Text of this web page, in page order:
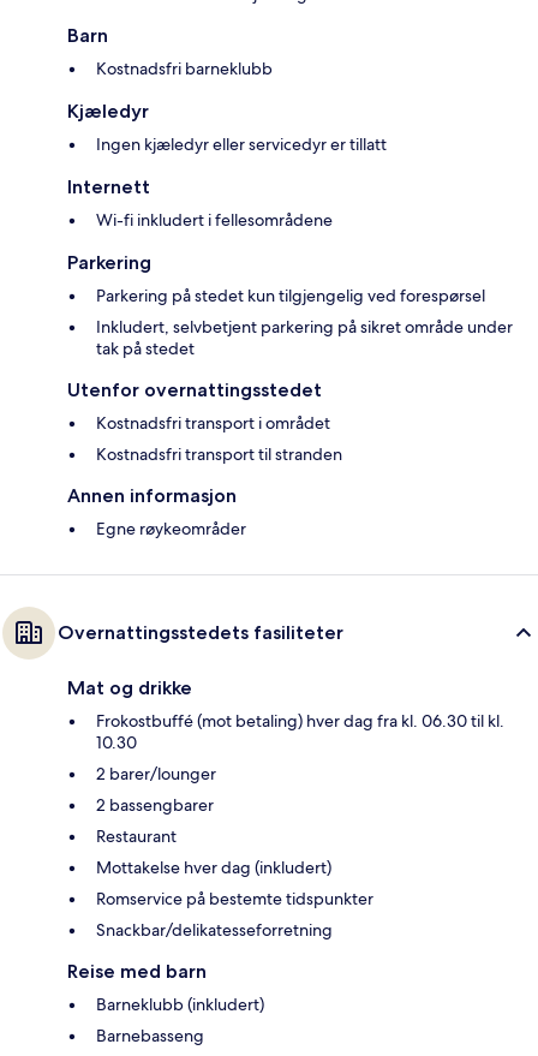
Barn
Kostnadsfri barneklubb
Kjæledyr
Ingen kjæledyr eller servicedyr er tillatt
Internett
Wi-fi inkludert i fellesområdene
Parkering
Parkering på stedet kun tilgjengelig ved forespørsel
Inkludert, selvbetjent parkering på sikret område under
tak på stedet
Utenfor overnattingsstedet
Kostnadsfri transport i området
Kostnadsfri transport til stranden
Annen informasjon
Egne røykeområder
Overnattingsstedets fasiliteter
Mat og drikke
Frokostbuffé (mot betaling) hver dag fra kl. 06.30 til kl.
10.30
2 barer/lounger
2 bassengbarer
Restaurant
Mottakelse hver dag (inkludert)
Romservice på bestemte tidspunkter
Snackbar/delikatesseforretning
Reise med barn
Barneklubb (inkludert)
Barnebasseng